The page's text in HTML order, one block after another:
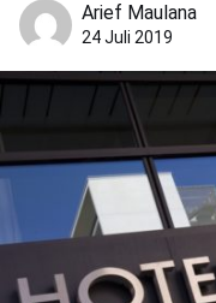
Arief Maulana
24 Juli 2019